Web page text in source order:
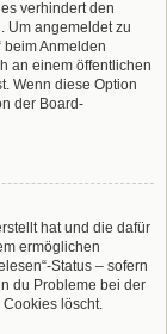
verhindert den
Um angemeldet zu
beim Anmelden
an einem öffentlichen
Wenn diese Option
der Board-
hat und die dafür
ermöglichen
Status – sofern
du Probleme bei der
löscht.